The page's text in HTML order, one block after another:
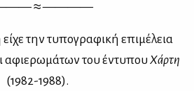
≈ ————
την τυ­πο­γρα­φι­κή επι­μέ­λεια
αφιε­ρω­μά­των του έντυ­πουΧάρ­τη
(1982-1988).